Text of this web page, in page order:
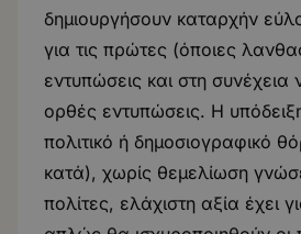
δημιουργήσουν καταρχήν
για τις πρώτες (όποιες
εντυπώσεις και στη συνέχεια
ορθές εντυπώσεις. Η
πολιτικό ή δημοσιογραφικό
κατά), χωρίς θεμελίωση
πολίτες, ελάχιστη αξία έχει